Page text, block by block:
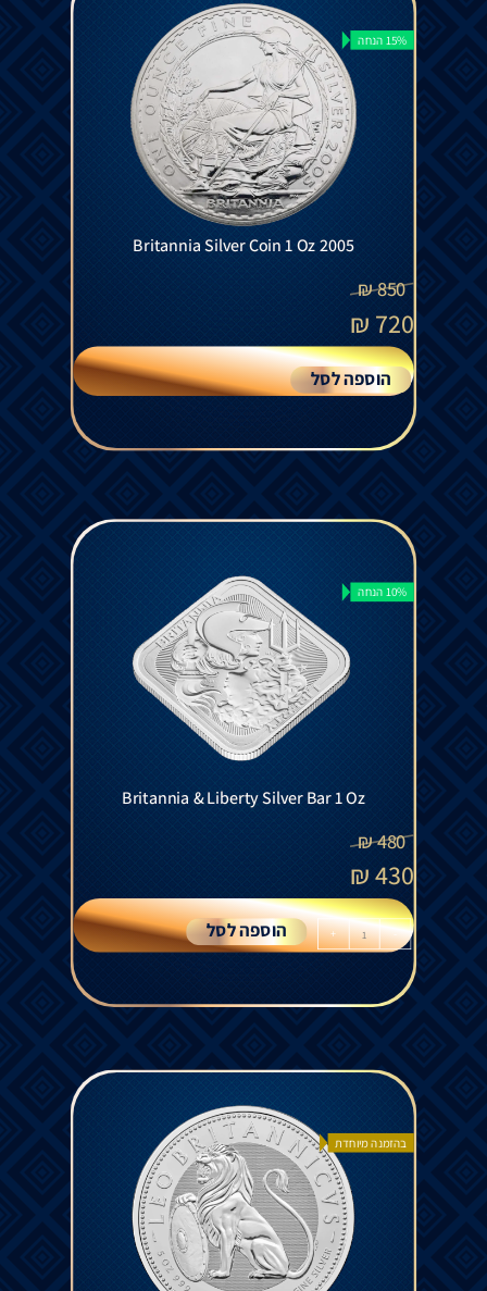
15% הנחה
Britannia Silver Coin 1 Oz 2005
850
₪
720
₪
הוספה לסל
10% הנחה
Britannia & Liberty Silver Bar 1 Oz
480
₪
430
₪
-
+ הוספה לסל
בהזמנה מיוחדת